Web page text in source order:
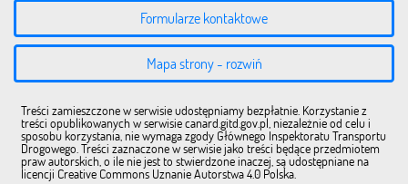
Formularze kontaktowe
Mapa strony - rozwiń
Treści zamieszczone w serwisie udostępniamy bezpłatnie. Korzystanie z
treści opublikowanych w serwisie canard.gitd.gov.pl, niezależnie od celu i
sposobu korzystania, nie wymaga zgody Głównego Inspektoratu Transportu
Drogowego. Treści zaznaczone w serwisie jako treści będące przedmiotem
praw autorskich, o ile nie jest to stwierdzone inaczej, są udostępniane na
licencji Creative Commons Uznanie Autorstwa 4.0 Polska.